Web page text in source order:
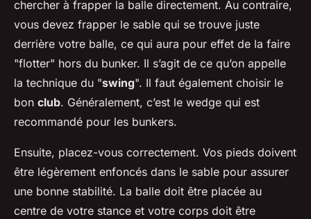
chercher à frapper la balle directement. Au contraire,
vous devez frapper le sable qui se trouve juste
derrière votre balle, ce qui aura pour effet de la faire
"flotter" hors du bunker. Il s’agit de ce qu’on appelle
la technique du "swing". Il faut également choisir le
bon club. Généralement, c’est le wedge qui est
recommandé pour les bunkers.
Ensuite, placez-vous correctement. Vos pieds doivent
être légèrement enfoncés dans le sable pour assurer
une bonne stabilité. La balle doit être placée au
centre de votre stance et votre corps doit être